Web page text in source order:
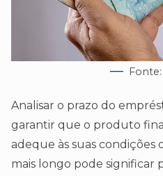
Analisar o prazo do
garantir que o produto
adeque às suas condições
mais longo pode significar